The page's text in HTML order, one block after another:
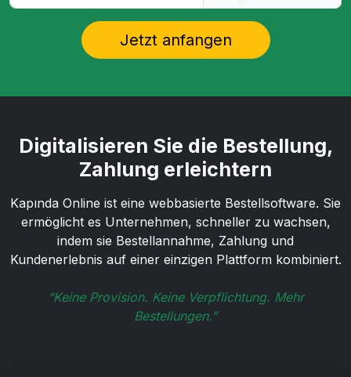
Jetzt anfangen
Digitalisieren Sie die Bestellung,
Zahlung erleichtern
Kapında Online ist eine webbasierte Bestellsoftware. Sie
ermöglicht es Unternehmen, schneller zu wachsen,
indem sie Bestellannahme, Zahlung und
Kundenerlebnis auf einer einzigen Plattform kombiniert.
“Keine Provision. Keine Verpflichtung. Mehr
Bestellungen.”